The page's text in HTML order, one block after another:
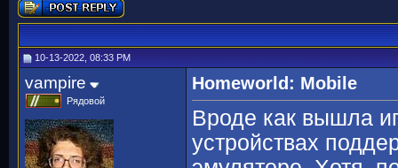
10-13-2022, 08:33 PM
vampire
Рядовой
Homeworld: Mobile
Вроде как вышла
устройствах